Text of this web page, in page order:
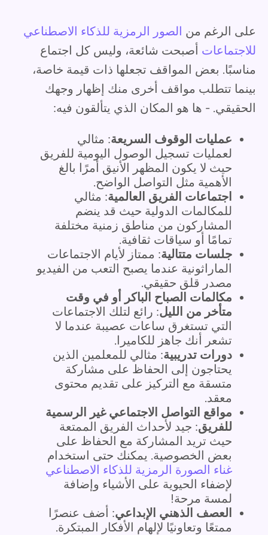
على الرغم من الصور الرمزية للذكاء الاصطناعي
للاجتماعات أصبحت شائعة، وليس كل اجتماع
مناسبًا. بعض المواقف تجعلها ذات قيمة خاصة،
بينما تتطلب مواقف أخرى منك إظهار وجهك
الحقيقي. - ها هو المكان الذي يتألقون فيه:
عمليات الوقوف السريعة: مثالي
لعمليات تسجيل الوصول اليومية للفريق
حيث لا يكون المظهر الأنيق أمرًا بالغ
الأهمية مثل التواصل الواضح.
اجتماعات الفريق العالمية: مثالي
للمكالمات الدولية حيث قد ينضم
المشاركون من مناطق زمنية مختلفة
تمامًا أو سياقات ثقافية.
جلسات متتالية: ممتاز لأيام الاجتماعات
الماراثونية عندما يصبح التعب من الفيديو
مصدر قلق حقيقي.
مكالمات الصباح الباكر أو في وقت
متأخر من الليل: رائع لتلك الاجتماعات
التي تستغرق ساعات عصيبة عندما لا
تشعر أنك جاهز للكاميرا.
دورات تدريبية: مثالي للمعلمين الذين
يحتاجون إلى الحفاظ على مشاركة
متسقة مع التركيز على تقديم محتوى
معقد.
مواقع التواصل الاجتماعي غير الرسمية
للفريق: جيد لأحداث الفريق الممتعة
حيث تريد المشاركة مع الحفاظ على
بعض الخصوصية. يمكنك حتى استخدام
غناء الصورة الرمزية للذكاء الاصطناعي
لإضفاء الحيوية على الأشياء وإضافة
لمسة مرحة!
العصف الذهني الإبداعي: أضف عنصرًا
ممتعًا وتعاونيًا لإلهام الأفكار المبتكرة.